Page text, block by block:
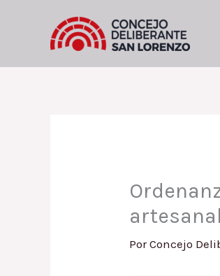
contenido
PorConcejo